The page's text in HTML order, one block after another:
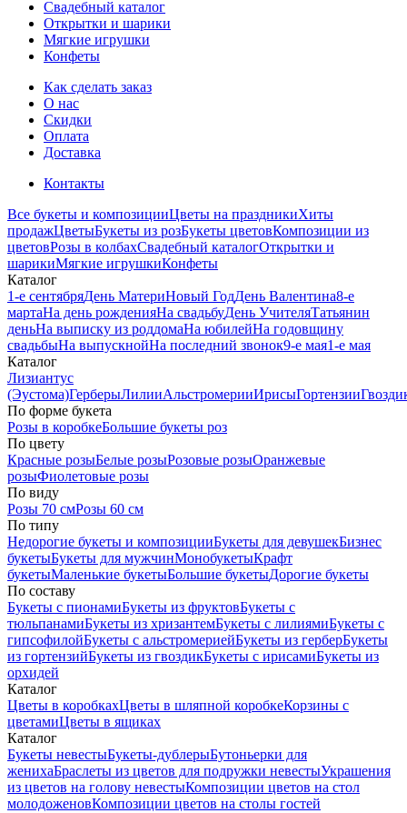
Свадебный каталог
Открытки и шарики
Мягкие игрушки
Конфеты
Как сделать заказ
О нас
Скидки
Оплата
Доставка
Контакты
Все букеты и композицииЦветы на праздникиХиты
продажЦветыБукеты из розБукеты цветовКомпозиции из
цветовРозы в колбахСвадебный каталогОткрытки и
шарикиМягкие игрушкиКонфеты
Каталог
1-е сентябряДень МатериНовый ГодДень Валентина8-е
мартаНа день рожденияНа свадьбуДень УчителяТатьянин
деньНа выписку из роддомаНа юбилейНа годовщину
свадьбыНа выпускнойНа последний звонок9-е мая1-е мая
Каталог
Лизиантус
(Эустома)ГерберыЛилииАльстромерииИрисыГортензии
По форме букета
Розы в коробкеБольшие букеты роз
По цвету
Красные розыБелые розыРозовые розыОранжевые
розыФиолетовые розы
По виду
Розы 70 смРозы 60 см
По типу
Недорогие букеты и композицииБукеты для девушекБизнес
букетыБукеты для мужчинМонобукетыКрафт
букетыМаленькие букетыБольшие букетыДорогие букеты
По составу
Букеты с пионамиБукеты из фруктовБукеты с
тюльпанамиБукеты из хризантемБукеты с лилиямиБукеты с
гипсофилойБукеты с альстромериейБукеты из герберБукеты
из гортензийБукеты из гвоздикБукеты с ирисамиБукеты из
орхидей
Каталог
Цветы в коробкахЦветы в шляпной коробкеКорзины с
цветамиЦветы в ящиках
Каталог
Букеты невестыБукеты-дублерыБутоньерки для
женихаБраслеты из цветов для подружки невестыУкрашения
из цветов на голову невестыКомпозиции цветов на стол
молодоженовКомпозиции цветов на столы гостей